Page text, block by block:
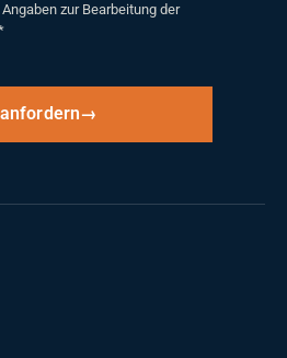
zur Bearbeitung der